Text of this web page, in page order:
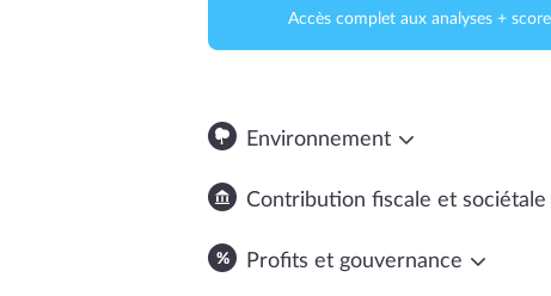
Accès complet aux analyses +
Environnement
Contribution fiscale et sociétale
Profits et gouvernance